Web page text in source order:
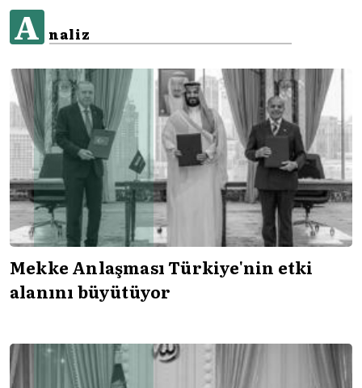
A naliz
Mekke Anlaşması Türkiye'nin etki
alanını büyütüyor